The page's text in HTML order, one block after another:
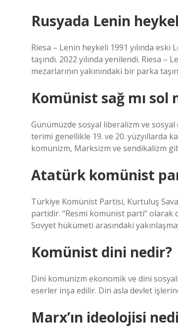
Rusyada Lenin
Riesa – Lenin heykeli 1991 yılında eski
taşındı. 2022 yılında yenilendi. Riesa –
mezarlarının yakınındaki bir parka
Komünist sağ mı sol
Günümüzde sosyal liberalizm ve
terimi genellikle 19. ve 20. yüzyıllarda
komünizm, Marksizm ve sendikalizm
Atatürk komünist
Türkiye Komünist Partisi, Kurtuluş
partidir. “Resmi komünist parti”
Sovyet hükümeti arasındaki
Komünist dini nedir?
Dini komünizm ekonomik ve dini
eserler inşa edilir. Din asla devlet
Marx’ın ideolojisi